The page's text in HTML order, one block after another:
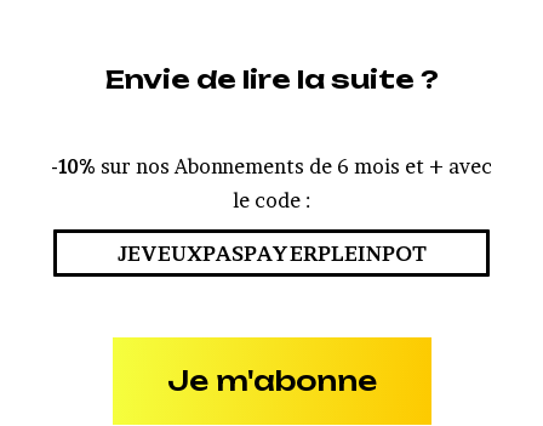
Envie de lire la suite ?
-10% sur nos Abonnements de 6 mois et + avec
le code :
JEVEUXPASPAYERPLEINPOT
Je m'abonne